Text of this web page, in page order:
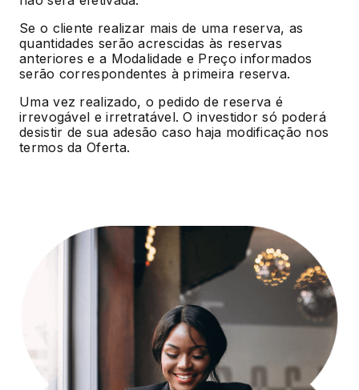
Se o cliente realizar mais de uma reserva, as
quantidades serão acrescidas às reservas
anteriores e a Modalidade e Preço informados
serão correspondentes à primeira reserva.
Uma vez realizado, o pedido de reserva é
irrevogável e irretratável. O investidor só poderá
desistir de sua adesão caso haja modificação nos
termos da Oferta.